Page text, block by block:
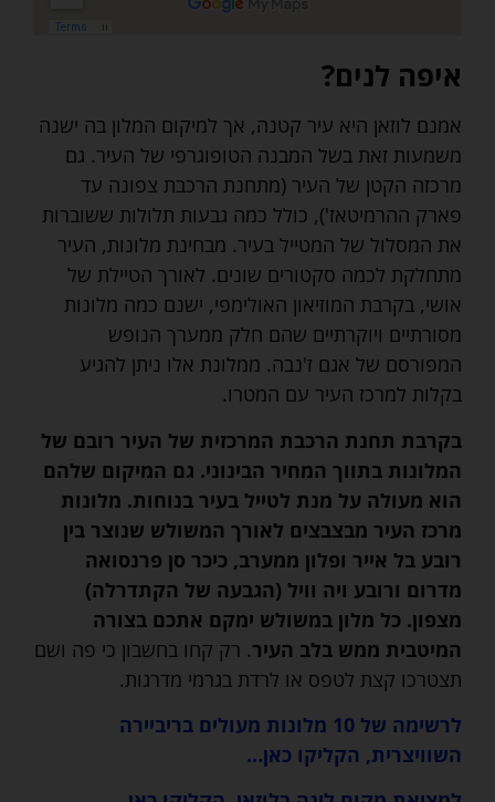
איפה לנים?
אמנם לוזאן היא עיר קטנה, אך למיקום המלון בה ישנה
משמעות זאת בשל המבנה הטופוגרפי של העיר. גם
מרכזה הקטן של העיר (מתחנת הרכבת צפונה עד
פארק ההרמיטאז'), כולל כמה גבעות תלולות ששוברות
את המסלול של המטייל בעיר. מבחינת מלונות, העיר
מתחלקת לכמה סקטורים שונים. לאורך הטיילת של
אושי, בקרבת המוזיאון האולימפי, ישנם כמה מלונות
מסורתיים ויוקרתיים שהם חלק ממערך הנופש
המפורסם של אגם ז'נבה. ממלונת אלו ניתן להגיע
בקלות למרכז העיר עם המטרו.
בקרבת תחנת הרכבת המרכזית של העיר רובם של
המלונות בתווך המחיר הבינוני. גם המיקום שלהם
הוא מעולה על מנת לטייל בעיר בנוחות. מלונות
מרכז העיר מבצבצים לאורך המשולש שנוצר בין
רובע בל אייר ופלון ממערב, כיכר סן פרנסואה
מדרום ורובע ויה וויל (הגבעה של הקתדרלה)
מצפון. כל מלון במשולש ימקם אתכם בצורה
המיטבית ממש בלב העיר. רק קחו בחשבון כי פה ושם
תצטרכו קצת לטפס או לרדת בגרמי מדרגות.
לרשימה של 10 מלונות מעולים בריביירה
השוויצרית, הקליקו כאן…